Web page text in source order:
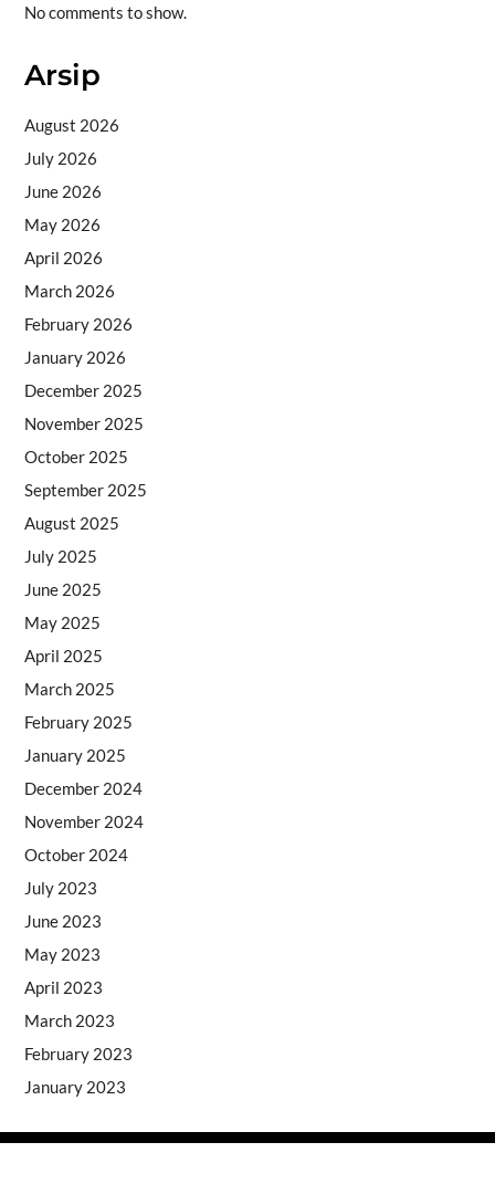
No comments to show.
Arsip
August 2026
July 2026
June 2026
May 2026
April 2026
March 2026
February 2026
January 2026
December 2025
November 2025
October 2025
September 2025
August 2025
July 2025
June 2025
May 2025
April 2025
March 2025
February 2025
January 2025
December 2024
November 2024
October 2024
July 2023
June 2023
May 2023
April 2023
March 2023
February 2023
January 2023